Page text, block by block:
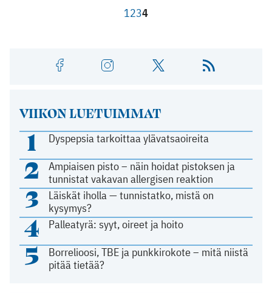
1234
VIIKON LUETUIMMAT
1 Dyspepsia tarkoittaa ylävatsaoireita
2
Ampiaisen pisto – näin hoidat pistoksen ja
tunnistat vakavan allergisen reaktion
3
Läiskät iholla — tunnistatko, mistä on
kysymys?
4 Palleatyrä: syyt, oireet ja hoito
5
Borrelioosi, TBE ja punkkirokote – mitä niistä
pitää tietää?